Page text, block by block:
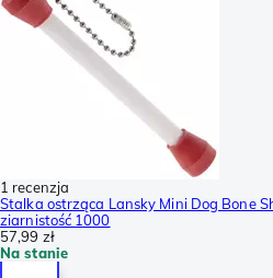
1 recenzja
Stalka ostrząca Lansky Mini Dog Bone
ziarnistość 1000
57,99 zł
Na stanie